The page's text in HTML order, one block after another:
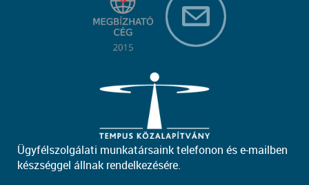
Ügyfélszolgálati munkatársaink telefonon és e-mailben
készséggel állnak rendelkezésére.